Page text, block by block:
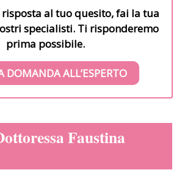
risposta al tuo quesito, fai la tua
specialisti. Ti risponderemo
prima possibile.
DOMANDA ALL’ESPERTO
Faustina